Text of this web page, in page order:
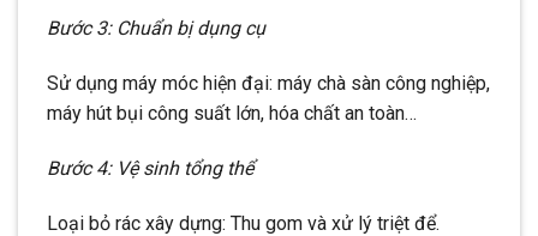
Bước 3: Chuẩn bị dụng cụ
Sử dụng máy móc hiện đại: máy chà sàn công nghiệp,
máy hút bụi công suất lớn, hóa chất an toàn…
Bước 4: Vệ sinh tổng thể
Loại bỏ rác xây dựng: Thu gom và xử lý triệt để.